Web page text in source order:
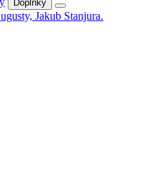
Doplnky